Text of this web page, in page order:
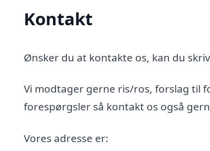
Kontakt
Ønsker du at kontakte os, kan du
Vi modtager gerne ris/ros, forslag til
forespørgsler så kontakt os også
Vores adresse er: